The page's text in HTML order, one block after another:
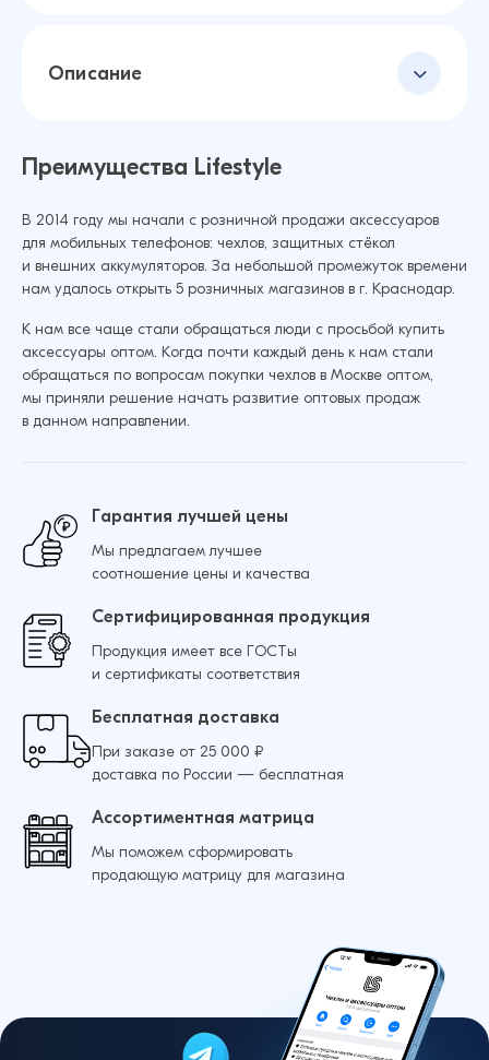
Описание
Преимущества Lifestyle
В 2014 году мы начали с розничной продажи аксессуаров
для мобильных телефонов: чехлов, защитных стёкол
и внешних аккумуляторов. За небольшой промежуток времени
нам удалось открыть 5 розничных магазинов в г. Краснодар.
К нам все чаще стали обращаться люди с просьбой купить
аксессуары оптом. Когда почти каждый день к нам стали
обращаться по вопросам покупки чехлов в Москве оптом,
мы приняли решение начать развитие оптовых продаж
в данном направлении.
Гарантия лучшей цены
Мы предлагаем лучшее
соотношение цены и качества
Сертифицированная продукция
Продукция имеет все ГОСТы
и сертификаты соответствия
Бесплатная доставка
При заказе от 25 000 ₽
доставка по России — бесплатная
Ассортиментная матрица
Мы поможем сформировать
продающую матрицу для магазина